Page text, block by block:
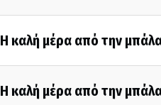
Η καλή μέρα από την
Η καλή μέρα από την